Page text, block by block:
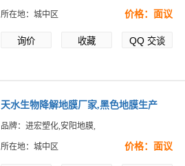
所在地：城中区 价格：面议
询价 收藏 QQ 交谈
天水生物降解地膜厂家,黑色地膜生产
品牌：进宏塑化,安阳地膜,
所在地：城中区 价格：面议